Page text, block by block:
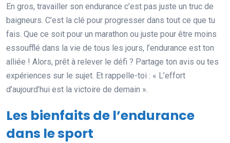
En gros, travailler son endurance c’est pas juste un truc de
baigneurs. C’est la clé pour progresser dans tout ce que tu
fais. Que ce soit pour un marathon ou juste pour être moins
essoufflé dans la vie de tous les jours, l’endurance est ton
alliée ! Alors, prêt à relever le défi ? Partage ton avis ou tes
expériences sur le sujet. Et rappelle-toi : « L’effort
d’aujourd’hui est la victoire de demain ».
Les bienfaits de l’endurance
dans le sport